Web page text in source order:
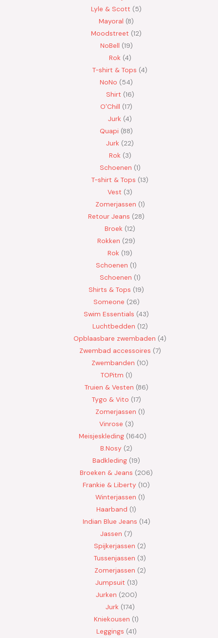
Lyle & Scott
5
Mayoral 8
Moodstreet 12
NoBell 19
Rok 4
T-shirt & Tops 4
NoNo
54
Shirt 16
O'Chill 17
Jurk 4
Quapi 88
Jurk
22
Rok 3
Schoenen 1
T-shirt & Tops 13
Vest
3
Zomerjassen 1
Retour Jeans
28
Broek 12
Rokken
29
Rok 19
Schoenen 1
Schoenen 1
Shirts & Tops 19
Someone 26
Swim Essentials 43
Luchtbedden 12
Opblaasbare zwembaden 4
Zwembad accessoires 7
Zwembanden 10
TOPitm 1
Truien & Vesten 86
Tygo & Vito 17
Zomerjassen 1
Vinrose 3
Meisjeskleding 1640
B.Nosy
2
Badkleding 19
Broeken & Jeans
206
Frankie & Liberty 10
Winterjassen 1
Haarband 1
Indian Blue Jeans 14
Jassen 7
Spijkerjassen
2
Tussenjassen
3
Zomerjassen 2
Jumpsuit 13
Jurken 200
Jurk 174
Kniekousen 1
Leggings 41